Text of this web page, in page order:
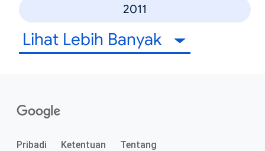
2011
Lihat Lebih Banyak
Pribadi Ketentuan Tentang